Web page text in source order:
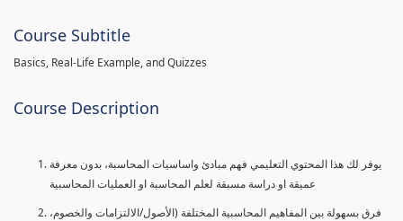
Course Subtitle
Basics, Real-Life Example, and Quizzes
Course Description
يوفر لك هذا المحتوي التعليمي فهم مبادئ واساسيات المحاسبة، بدون معرفة
عميقة او دراسة مسبقة لعلم المحاسبة او العمليات المحاسبية
فرق بسهولة بين المفاهيم المحاسبية المختلفة (الأصول/الالتزامات والخصوم،